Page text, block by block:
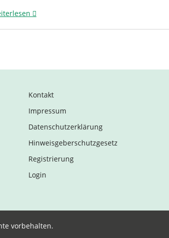
Kontakt
Impressum
Datenschutzerklärung
Hinweisgeberschutzgesetz
Registrierung
Login
vorbehalten.